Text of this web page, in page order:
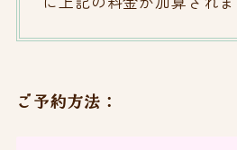
ご予約方法：